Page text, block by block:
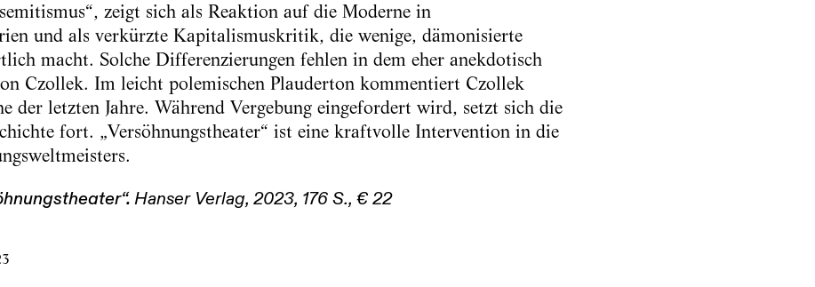
zeigt sich als Reaktion auf die Moderne in
und als verkürzte Kapitalismuskritik, die wenige, dämonisierte
macht. Solche Differenzierungen fehlen in dem eher anekdotisch
Czollek. Im leicht polemischen Plauderton kommentiert Czollek
der letzten Jahre. Während Vergebung eingefordert wird, setzt sich die
fort. „Versöhnungstheater“ ist eine kraftvolle Intervention in die
Hanser Verlag, 2023, 176 S., € 22